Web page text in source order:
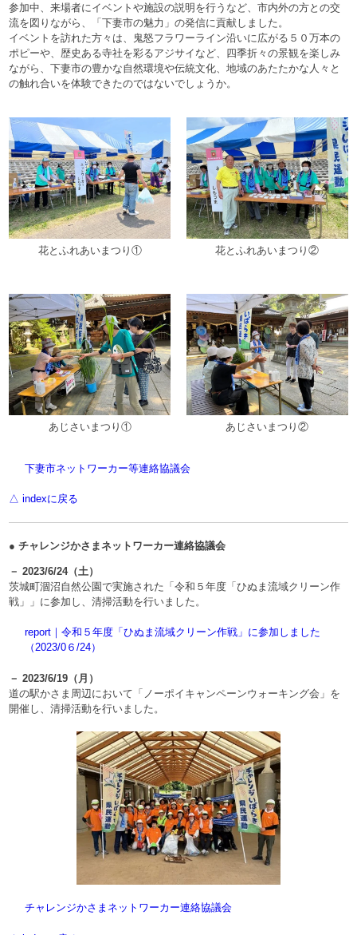
参加中、来場者にイベントや施設の説明を行うなど、市内外の方との交
流を図りながら、「下妻市の魅力」の発信に貢献しました。
イベントを訪れた方々は、鬼怒フラワーライン沿いに広がる５０万本の
ポピーや、歴史ある寺社を彩るアジサイなど、四季折々の景観を楽しみ
ながら、下妻市の豊かな自然環境や伝統文化、地域のあたたかな人々と
の触れ合いを体験できたのではないでしょうか。
花とふれあいまつり① 花とふれあいまつり②
あじさいまつり① あじさいまつり②
下妻市ネットワーカー等連絡協議会
△ indexに戻る
● チャレンジかさまネットワーカー連絡協議会
－ 2023/6/24（土）
茨城町涸沼自然公園で実施された「令和５年度「ひぬま流域クリーン作
戦」」に参加し、清掃活動を行いました。
report｜令和５年度「ひぬま流域クリーン作戦」に参加しました
（2023/0６/24）
－ 2023/6/19（月）
道の駅かさま周辺において「ノーポイキャンペーンウォーキング会」を
開催し、清掃活動を行いました。
チャレンジかさまネットワーカー連絡協議会